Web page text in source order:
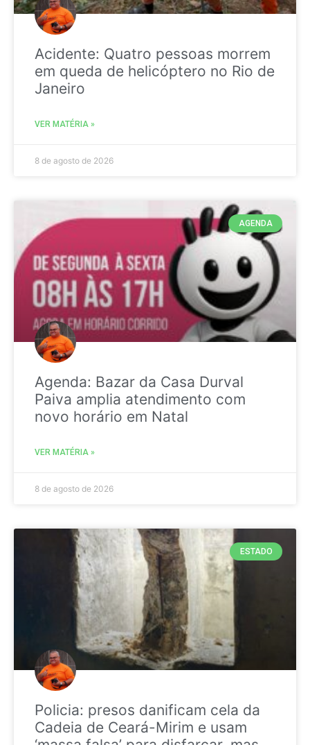
Acidente: Quatro pessoas morrem
em queda de helicóptero no Rio de
Janeiro
VER MATÉRIA »
8 de agosto de 2026
AGENDA
Agenda: Bazar da Casa Durval
Paiva amplia atendimento com
novo horário em Natal
VER MATÉRIA »
8 de agosto de 2026
ESTADO
Policia: presos danificam cela da
Cadeia de Ceará-Mirim e usam